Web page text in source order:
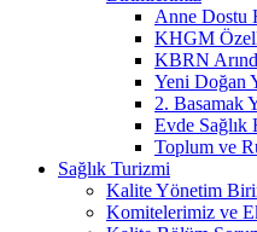
Anne Dostu
KHGM
KBRN
Yeni Doğan
2. Basamak
Evde Sağlık
Toplum ve
Sağlık Turizmi
Kalite Yönetim
Komitelerimiz ve